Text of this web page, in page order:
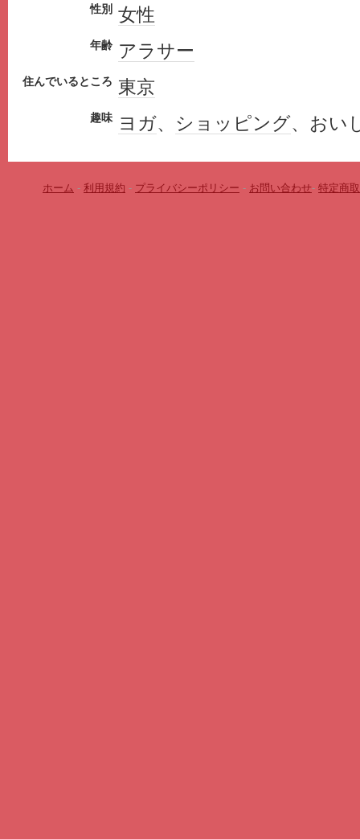
性別 女性
年齢 アラサー
住んでいるところ 東京
趣味 ヨガ、 ショッピング、おい
ホーム - 利用規約 - プライバシーポリシー - お問い合わせ- 特定商